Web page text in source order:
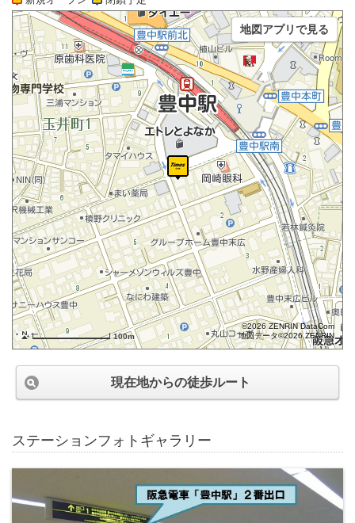
100m
©2026 ZENRIN DataCom
地図データ©2026 ZENRIN
地図アプリで見る
現在地からの徒歩ルート
ステーションフォトギャラリー